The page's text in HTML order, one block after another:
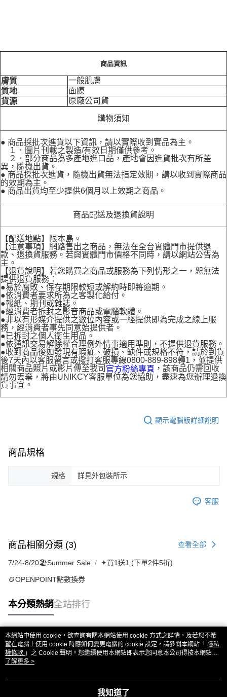
商品資訊
膚質
一般肌膚
質地
面膜
貨源
原廠公司貨
購物須知
● 商品採批次進貨以下資訊，請以實際收到實品為主。
１．圖片刊載之製造/有效日期僅供參考。
２．部分商品為多產地進口品，產地會因進貨批次有所差
異，隨機出貨。
● 商品採批次進貨，隨機出貨無法指定效期，請以收到實際商品
的效期為主。
● 商品出貨均至少提供6個月以上效期之商品。
商品配送及退換貨說明
【配送地點】限本島。
【注意事項】網路售出之商品，無法在全台實體門市提供退
款、退換貨服務。若與實體門市價格不同時，請以網站公告為
主。
【退貨說明】若您購買之商品或服務為下列情形之一，恕無法
提供退貨服務：
●易於腐敗、保存期限較短或解約時即將逾期。
●依消費者要求所為之客製化給付。
●報紙、期刊或雜誌。
●經消費者拆封之影音商品或電腦軟體。
●非以有形媒介提供之數位內容或一經提供即為完成之線上服
務，經消費者事先同意始提供者。
●已拆封之個人衛生用品。
●依通訊交易解除權合理例外情事適用準則，不提供退貨服務。
●收到商品後如發現有瑕疵、破損、缺件或規格不符，請於到貨
後7天內以客服留言或撥打客服專線0800-889-898轉1，並提供
相關商品照片或影片傳至我司 官方粉絲專頁 ，該商品仍需回收
請勿丟棄，將由UNIKCY客服單位為您協助，盡速為您辦理退換
貨事宜。
顯示電腦版詳細說明
商品規格
規格 詳見外包裝所示
客服
商品相關分類 (3) 查看全部
7/24-8/20🏖️Summer Sale ✦買1送1 (下單2件5折)
🪙OPENPOINT點數換券
本分類熱銷全站排行
熱門標籤
本網站中使用 cookie，欲查詢有關本網站使用 cookie 方式之詳情，及若您不希
望在電腦上使用 cookie 時應如何變更電腦的 cookie 設定，請參閱本網站「 隱私
權條款 」之 Cookie 聲明。您繼續使用本網站即表示您同意本公司得按本網站使
用條款之 Cookie 聲明使用 cookie。
了解更多 >
我知道了